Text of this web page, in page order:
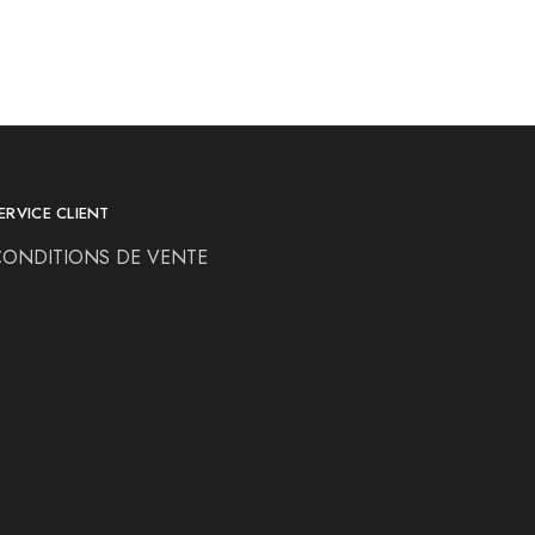
CLIENT
DE VENTE